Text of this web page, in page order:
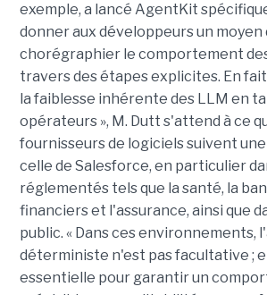
exemple, a lancé AgentKit
donner aux développeurs un moyen
chorégraphier le comportement
travers des étapes explicites. En
la faiblesse inhérente des LLM en
opérateurs », M. Dutt s'attend à ce
fournisseurs de logiciels suivent
celle de Salesforce, en particulier
réglementés tels que la santé, la
financiers et l'assurance, ainsi que
public. « Dans ces environnements,
déterministe n'est pas facultative ;
essentielle pour garantir un